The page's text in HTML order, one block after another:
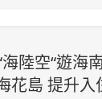
海陸空“遊海
花島 提升入